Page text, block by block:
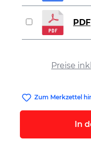
Preise
PDF
Zum Merkzettel
In